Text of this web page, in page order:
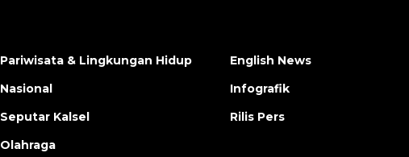
Pariwisata & Lingkungan Hidup
Nasional
Seputar Kalsel
Olahraga
English News
Infografik
Rilis Pers